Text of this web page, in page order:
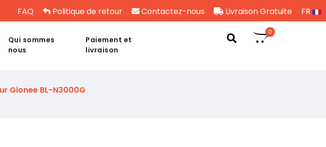
FAQ Politique de retour Contactez-nous Livraison Gratuite FR
Qui sommes
nous
Paiement et
livraison
0
Gionee BL-N3000G